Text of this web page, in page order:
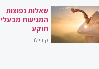
שאלות נפוצות
המגיעות מבעלי
תוקע
קובי לוי